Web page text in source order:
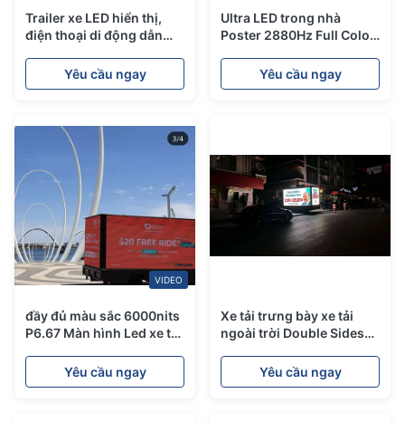
Trailer xe LED hiển thị,
điện thoại di động dẫn
năng thấpYêu cầu ngay
Ultra LED trong nhà
Poster 2880Hz Full Color
cáo di độngYêu cầu ngay
VIDEO
đầy đủ màu sắc 6000nits
P6.67 Màn hình Led xe tải
Yêu cầu ngay
Xe tải trưng bày xe tải
ngoài trời Double Sides
thủy lựcYêu cầu ngay